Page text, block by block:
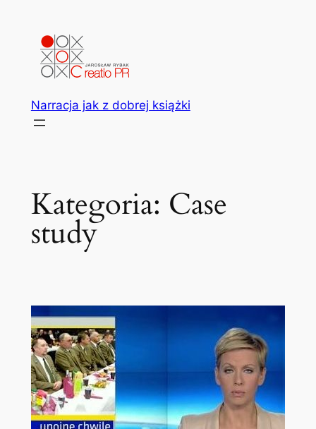
Narracja jak z dobrej książki
Kategoria: Case
study